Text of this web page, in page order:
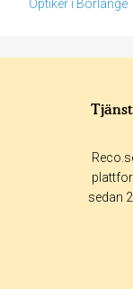
Optiker i Borlänge
sedan